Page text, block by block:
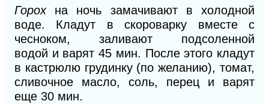
Горох на ночь замачивают в холодной
воде. Кладут в скороварку вместе с
чесноком, заливают подсоленной
водой и варят 45 мин. После этого кладут
в кастрюлю грудинку (по желанию), томат,
сливочное масло, соль, перец и варят
еще 30 мин.